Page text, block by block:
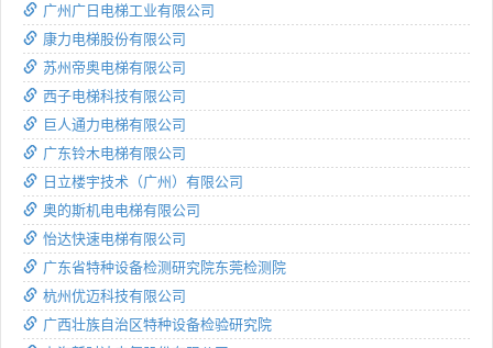
广州广日电梯工业有限公司
康力电梯股份有限公司
苏州帝奥电梯有限公司
西子电梯科技有限公司
巨人通力电梯有限公司
广东铃木电梯有限公司
日立楼宇技术（广州）有限公司
奥的斯机电电梯有限公司
怡达快速电梯有限公司
广东省特种设备检测研究院东莞检测院
杭州优迈科技有限公司
广西壮族自治区特种设备检验研究院